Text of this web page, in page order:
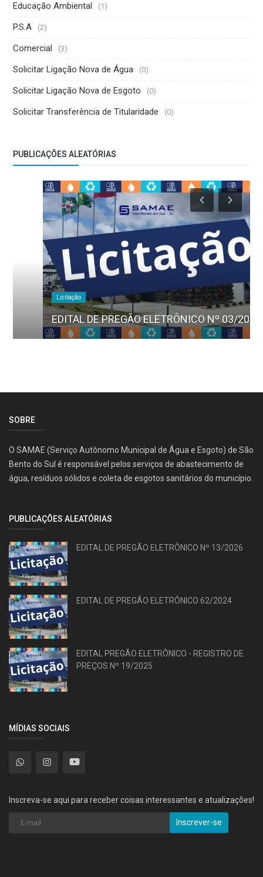
Educação Ambiental (1)
P.S.A (2)
Comercial (3)
Solicitar Ligação Nova de Água (0)
Solicitar Ligação Nova de Esgoto (0)
Solicitar Transferência de Titularidade (0)
PUBLICAÇÕES ALEATÓRIAS
Licitação
EDITAL DE PREGÃO ELETRÔNICO Nº 03/2025
SOBRE
O SAMAE (Serviço Autônomo Municipal de Água e Esgoto) de São
Bento do Sul é responsável pelos serviços de abastecimento de
água, resíduos sólidos e coleta de esgotos sanitários do município.
PUBLICAÇÕES ALEATÓRIAS
EDITAL DE PREGÃO ELETRÔNICO Nº 13/2026
EDITAL DE PREGÃO ELETRÔNICO 62/2024
EDITAL PREGÃO ELETRÔNICO - REGISTRO DE
PREÇOS Nº 19/2025
MÍDIAS SOCIAIS
Inscreva-se aqui para receber coisas interessantes e atualizações!
Inscrever-se